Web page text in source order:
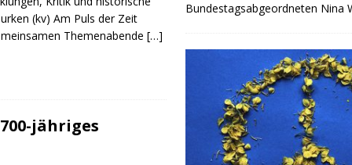
(kv) Am Puls der Zeit
Themenabende […]
jähriges
Bundestagsabgeordneten Nina